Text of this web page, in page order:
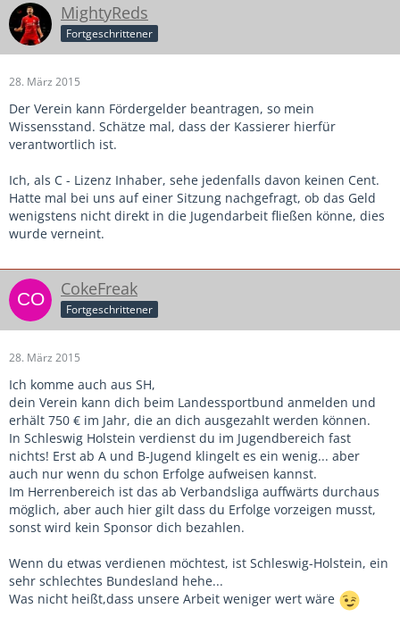
MightyReds
Fortgeschrittener
28. März 2015
Der Verein kann Fördergelder beantragen, so mein
Wissensstand. Schätze mal, dass der Kassierer hierfür
verantwortlich ist.
Ich, als C - Lizenz Inhaber, sehe jedenfalls davon keinen Cent.
Hatte mal bei uns auf einer Sitzung nachgefragt, ob das Geld
wenigstens nicht direkt in die Jugendarbeit fließen könne, dies
wurde verneint.
CokeFreak
Fortgeschrittener
28. März 2015
Ich komme auch aus SH,
dein Verein kann dich beim Landessportbund anmelden und
erhält 750 € im Jahr, die an dich ausgezahlt werden können.
In Schleswig Holstein verdienst du im Jugendbereich fast
nichts! Erst ab A und B-Jugend klingelt es ein wenig... aber
auch nur wenn du schon Erfolge aufweisen kannst.
Im Herrenbereich ist das ab Verbandsliga auffwärts durchaus
möglich, aber auch hier gilt dass du Erfolge vorzeigen musst,
sonst wird kein Sponsor dich bezahlen.
Wenn du etwas verdienen möchtest, ist Schleswig-Holstein, ein
sehr schlechtes Bundesland hehe...
Was nicht heißt,dass unsere Arbeit weniger wert wäre